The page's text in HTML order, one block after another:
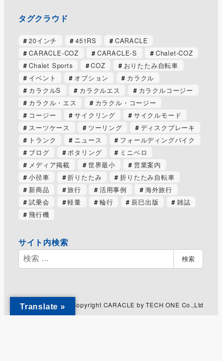
タグクラウド
20インチ 451RS
CARACLE
CARACLE-COZ
CARACLE-S
Chalet-COZ
Chalet Sports
COZ
おりたたみ自転車
イベント
オプション
カラクル
カラクルS
カラクルエス
カラクルコージー
カラクル・エス
カラクル・コージー
コージー
サイクリング
サイクルモード
スーツケース
ツーリング
ディスクブレーキ
トランク
ニュース
フォールディングバイク
ブログ
ポタリング
ミニベロ
メディア掲載
世界最小
営業案内
小径車
折りたたみ
折りたたみ自転車
新商品
旅行 活用事例
海外旅行
試乗会
軽量 輪行 辰巳出版
雑誌
飛行機
サイト内検索
検
索
検索
Copyright CARACLE by TECH ONE Co.,Ltd
Translate »